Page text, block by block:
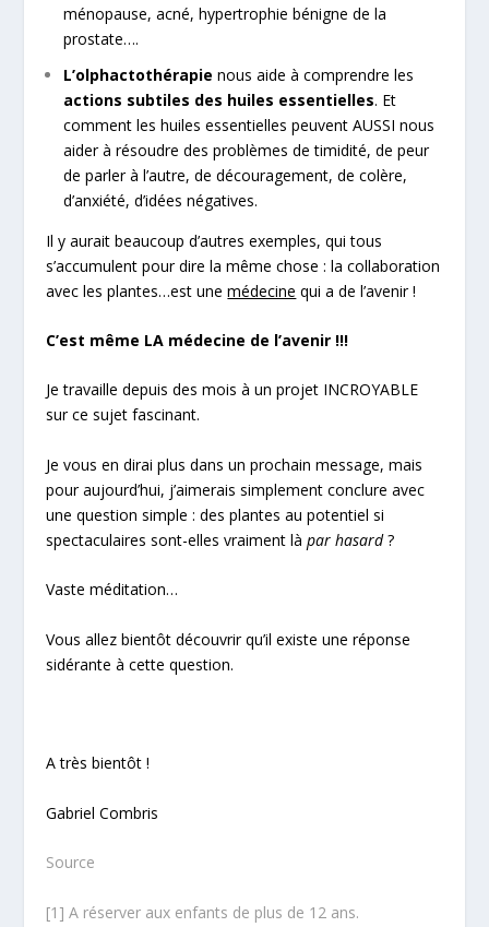
ménopause, acné, hypertrophie bénigne de la
prostate….
L’olphactothérapienous aide à comprendre les
actions subtiles des huiles essentielles. Et
comment les huiles essentielles peuvent AUSSI nous
aider à résoudre des problèmes de timidité, de peur
de parler à l’autre, de découragement, de colère,
d’anxiété, d’idées négatives.
Il y aurait beaucoup d’autres exemples, qui tous
s’accumulent pour dire la même chose : la collaboration
avec les plantes…est unemédecine qui a de l’avenir !
C’est même LA médecine de l’avenir !!!
Je travaille depuis des mois à un projet INCROYABLE
sur ce sujet fascinant.
Je vous en dirai plus dans un prochain message, mais
pour aujourd’hui, j’aimerais simplement conclure avec
une question simple : des plantes au potentiel si
spectaculaires sont-elles vraiment làpar hasard?
Vaste méditation…
Vous allez bientôt découvrir qu’il existe une réponse
sidérante à cette question.
A très bientôt !
Gabriel Combris
Source
[1] A réserver aux enfants de plus de 12 ans.